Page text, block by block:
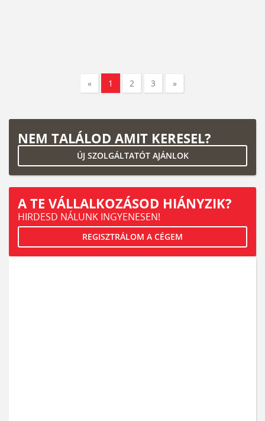
« 1 2 3 »
NEM TALÁLOD AMIT KERESEL?
ÚJ SZOLGÁLTATÓT AJÁNLOK
A TE VÁLLALKOZÁSOD HIÁNYZIK?
HIRDESD NÁLUNK INGYENESEN!
REGISZTRÁLOM A CÉGEM